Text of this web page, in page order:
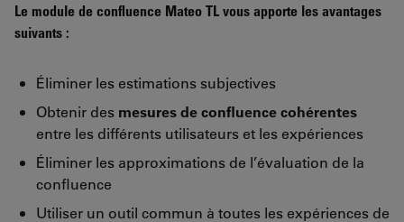
Le module de confluence Mateo TL vous apporte les avantages
suivants :
Éliminer les estimations subjectives
Obtenir des mesures de confluence cohérentes
entre les différents utilisateurs et les expériences
Éliminer les approximations de l’évaluation de la
confluence
Utiliser un outil commun à toutes les expériences de